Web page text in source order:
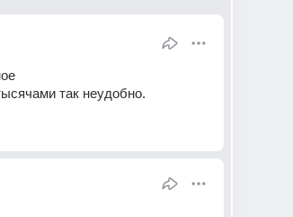
так неудобно.